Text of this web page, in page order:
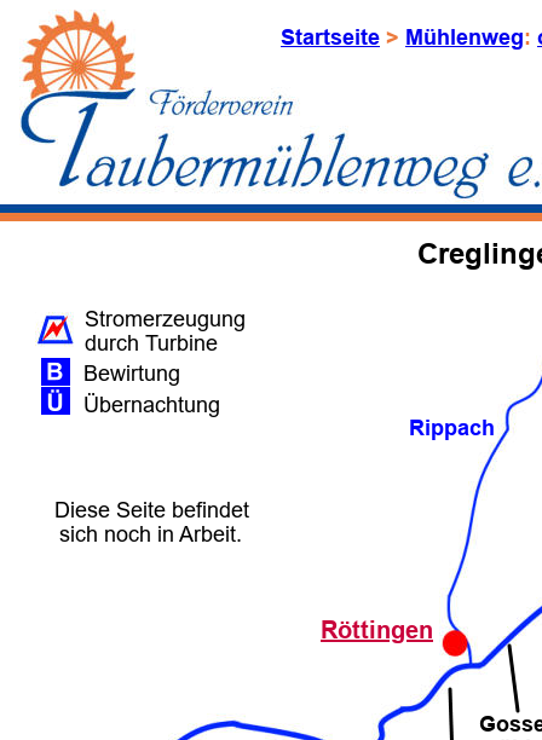
Stromerzeugung
durch Turbine
Bewirtung
Übernachtung
Röttingen
Rippach
Diese Seite befindet
sich noch in Arbeit.
Startseite > Mühlenweg: